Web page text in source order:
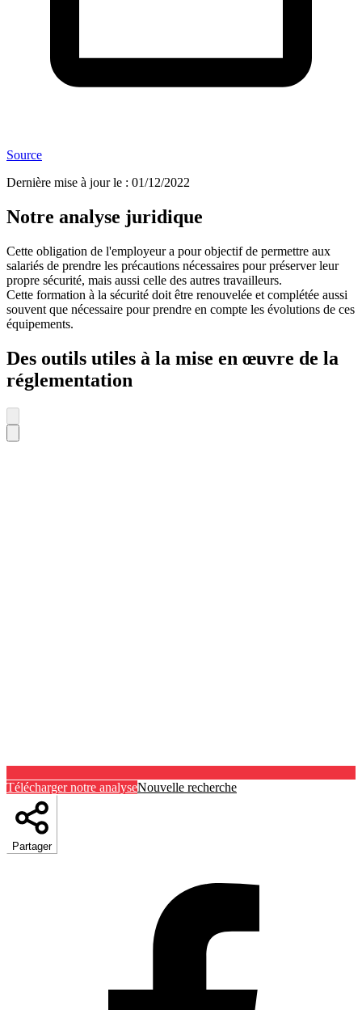
Source
Dernière mise à jour le : 01/12/2022
Notre analyse juridique
Cette obligation de l'employeur a pour objectif de permettre aux
salariés de prendre les précautions nécessaires pour préserver leur
propre sécurité, mais aussi celle des autres travailleurs.
Cette formation à la sécurité doit être renouvelée et complétée aussi
souvent que nécessaire pour prendre en compte les évolutions de ces
équipements.
Des outils utiles à la mise en œuvre de la
réglementation
Télécharger notre analyseNouvelle recherche
Partager